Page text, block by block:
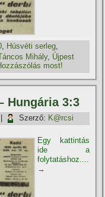
Húsvéti serleg
Mihály, Újpest
most!
Hungária 3:3
Szerző: K@rcsi
Egy kattintás
ide a
folytatáshoz....
→